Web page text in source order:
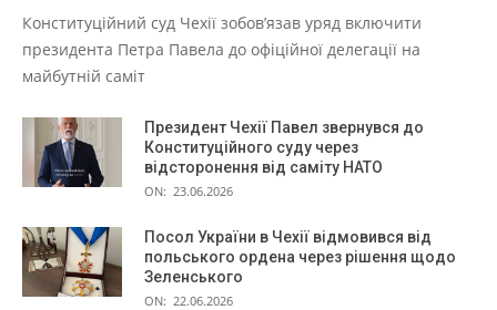
Конституційний суд Чехії зобов’язав уряд включити
президента Петра Павела до офіційної делегації на
майбутній саміт
Президент Чехії Павел звернувся до
Конституційного суду через
відсторонення від саміту НАТО
ON: 23.06.2026
Посол України в Чехії відмовився від
польського ордена через рішення щодо
Зеленського
ON: 22.06.2026